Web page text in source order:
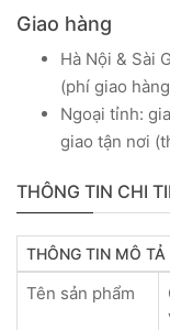
Giao hàng
Hà Nội & Sài
(phí giao
Ngoại tỉnh:
giao tận nơi
THÔNG TIN CHI
THÔNG TIN MÔ TẢ
Tên sản phẩm